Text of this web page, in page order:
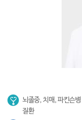
뇌졸중, 치매, 파킨슨
질환